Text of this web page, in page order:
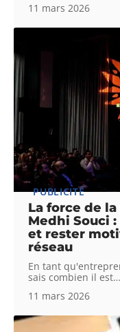
11 mars 2026
PUBLICITÉ
La force de
Medhi Souci
et rester
réseau
En tant
sais combien il est…
11 mars 2026